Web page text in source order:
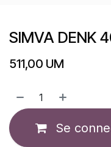
SIMVA DENK
511,00 UM
Se